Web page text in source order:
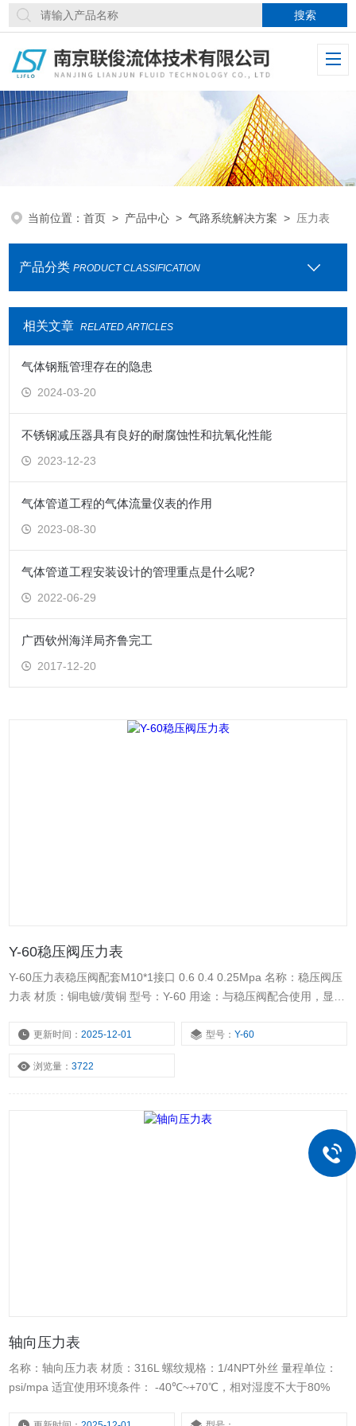
当前位置：首页 > 产品中心 >气路系统解决方案 > 压力表
产品分类 PRODUCT CLASSIFICATION
相关文章 RELATED ARTICLES
气体钢瓶管理存在的隐患
2024-03-20
不锈钢减压器具有良好的耐腐蚀性和抗氧化性能
2023-12-23
气体管道工程的气体流量仪表的作用
2023-08-30
气体管道工程安装设计的管理重点是什么呢?
2022-06-29
广西钦州海洋局齐鲁完工
2017-12-20
Y-60稳压阀压力表
Y-60压力表稳压阀配套M10*1接口 0.6 0.4 0.25Mpa 名称：稳压阀压
力表 材质：铜电镀/黄铜 型号：Y-60 用途：与稳压阀配合使用，显示
更新时间：2025-12-01 型号：Y-60
浏览量：3722
轴向压力表
名称：轴向压力表 材质：316L 螺纹规格：1/4NPT外丝 量程单位：
psi/mpa 适宜使用环境条件： -40℃~+70℃，相对湿度不大于80%